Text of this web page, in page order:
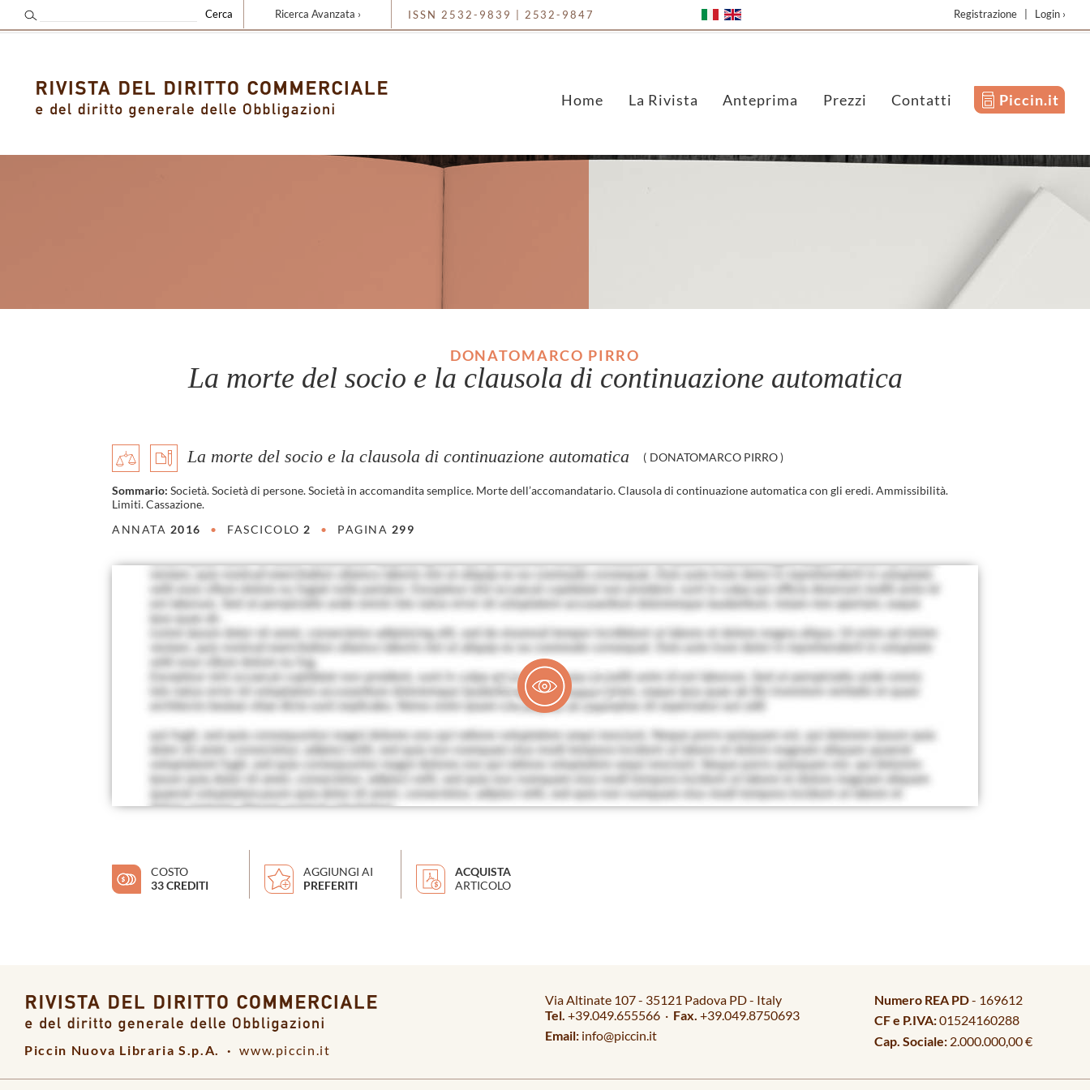
DONATOMARCO PIRRO
La morte del socio e la clausola di continuazione automatica
La morte del socio e la clausola di continuazione automatica ( DONATOMARCO PIRRO )
Sommario: Società. Società di persone. Società in accomandita semplice. Morte dell’accomandatario. Clausola di continuazione automatica con gli eredi. Ammissibilità.
Limiti. Cassazione.
ANNATA 2016 • FASCICOLO 2 • PAGINA 299
COSTO
33 CREDITI
AGGIUNGI AI
PREFERITI
ACQUISTA
ARTICOLO
Ricerca Avanzata › ISSN 2532-9839 | 2532-9847 Registrazione| Login ›
Home La Rivista Anteprima Prezzi Contatti Piccin.it
Piccin Nuova Libraria S.p.A. · www.piccin.it
Via Altinate 107 - 35121 Padova PD - Italy
Tel. +39.049.655566 · Fax. +39.049.8750693
Email: info@piccin.it
Numero REA PD- 169612
CF e P.IVA:01524160288
Cap. Sociale: 2.000.000,00 €